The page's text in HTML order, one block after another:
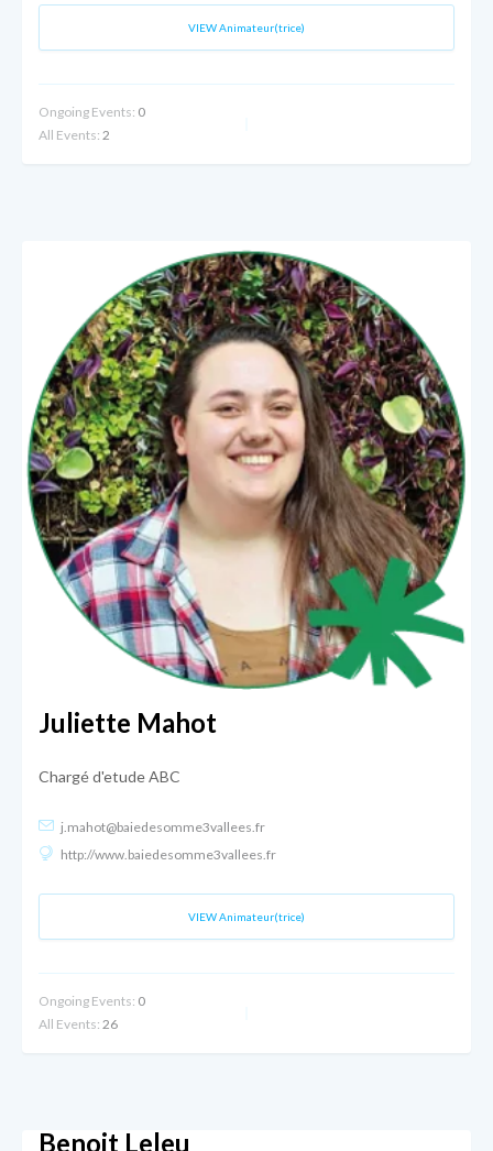
VIEW Animateur(trice)
Ongoing Events: 0
All Events: 2
Juliette Mahot
Chargé d'etude ABC
j.mahot@baiedesomme3vallees.fr
http://www.baiedesomme3vallees.fr
VIEW Animateur(trice)
Ongoing Events: 0
All Events: 26
Benoit Leleu